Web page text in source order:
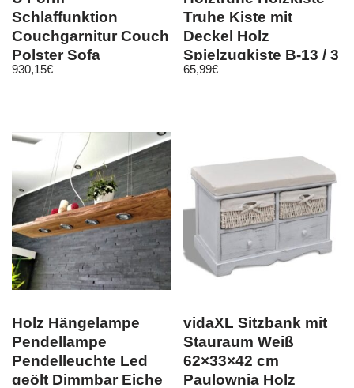
Schlaffunktion
Couchgarnitur Couch
Polster Sofa
Wohnlandschaft
930,15€
Truhe Kiste mit
Deckel Holz
Spielzugkiste B-13 / 3
Farben*
65,99€
Holz Hängelampe
Pendellampe
Pendelleuchte Led
geölt Dimmbar Eiche
vidaXL Sitzbank mit
Stauraum Weiß
62×33×42 cm
Paulownia Holz